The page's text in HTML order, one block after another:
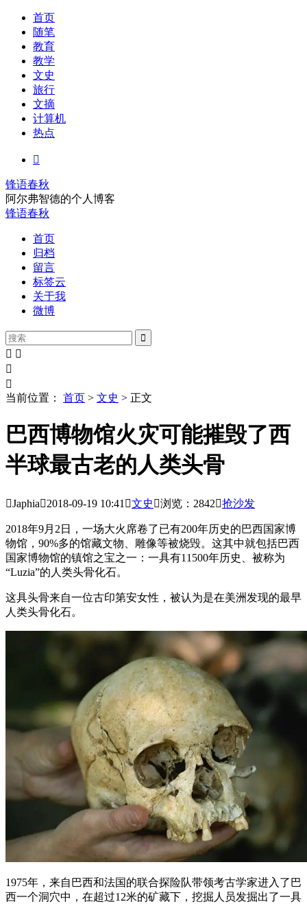
首页
随笔
教育
教学
文史
旅行
文摘
计算机
热点

锋语春秋
阿尔弗智德的个人博客
锋语春秋
首页
归档
留言
标签云
关于我
微博

 


当前位置： 首页 > 文史 > 正文
巴西博物馆火灾可能摧毁了西
半球最古老的人类头骨
Japhia2018-09-19 10:41 文史 浏览：2842抢沙发
2018年9月2日，一场大火席卷了已有200年历史的巴西国家博
物馆，90%多的馆藏文物、雕像等被烧毁。这其中就包括巴西
国家博物馆的镇馆之宝之一：一具有11500年历史、被称为
“Luzia”的人类头骨化石。
这具头骨来自一位古印第安女性，被认为是在美洲发现的最早
人类头骨化石。
1975年，来自巴西和法国的联合探险队带领考古学家进入了巴
西一个洞穴中，在超过12米的矿藏下，挖掘人员发掘出了一具